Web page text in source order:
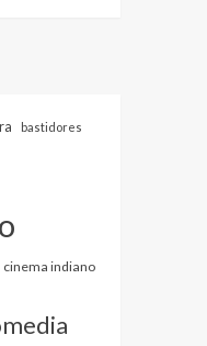
bastidores
cinema indiano